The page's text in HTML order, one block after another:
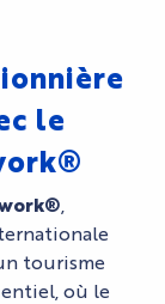
le
tourisme
où le